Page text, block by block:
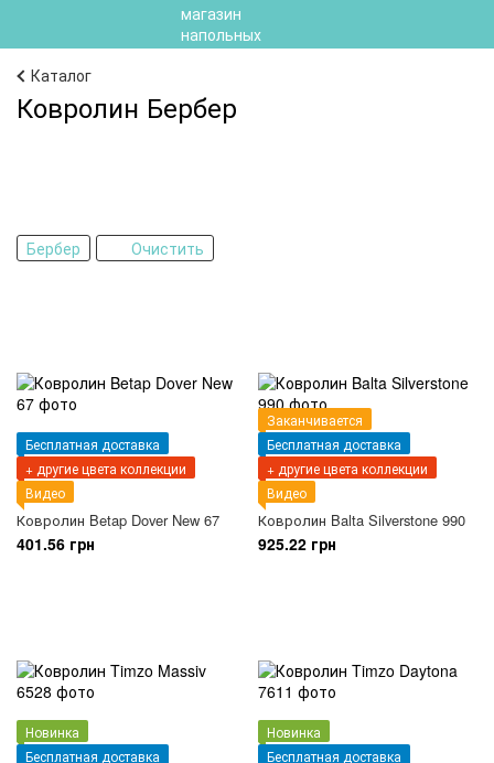
Каталог
Ковролин Бербер
Бербер Очистить
Бесплатная доставка
+ другие цвета коллекции
Видео
Ковролин Betap Dover New 67
401.56 грн
Заканчивается
Бесплатная доставка
+ другие цвета коллекции
Видео
Ковролин Balta Silverstone 990
925.22 грн
Новинка
Бесплатная доставка
Новинка
Бесплатная доставка